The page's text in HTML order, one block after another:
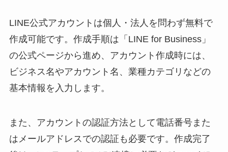
LINE公式アカウントは個人・法人を問わず無料で
作成可能です。作成手順は「LINE for Business」
の公式ページから進め、アカウント作成時には、
ビジネス名やアカウント名、業種カテゴリなどの
基本情報を入力します。
また、アカウントの認証方法として電話番号また
はメールアドレスでの認証も必要です。作成完了